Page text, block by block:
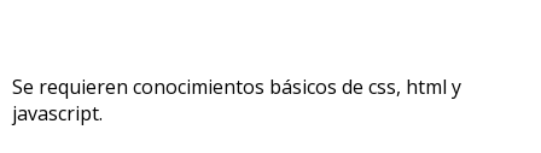
Se requieren conocimientos básicos de css, html y
javascript.